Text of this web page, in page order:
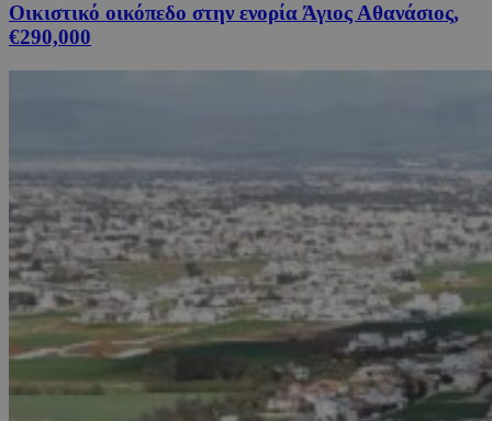
Οικιστικό οικόπεδο στην ενορία Άγιος Αθανάσιος,
€290,000